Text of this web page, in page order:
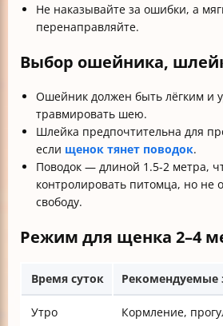
Не наказывайте за ошибки, а
перенаправляйте.
Выбор ошейника,
Ошейник должен быть лёгким и
травмировать шею.
Шлейка предпочтительна для
если щенок тянет поводок.
Поводок — длиной 1.5-2 метра,
контролировать питомца, но не
свободу.
Режим для щенка 2–4
Время суток Рекомендуемые
Утро Кормление,